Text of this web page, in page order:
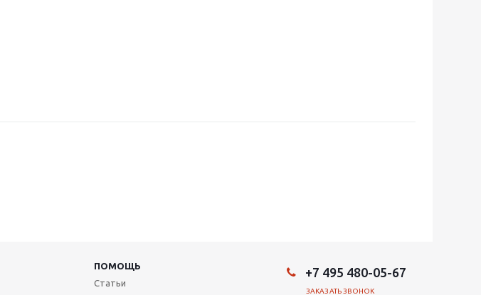
ПОМОЩЬ
Статьи
+7 495 480-05-67
ЗАКАЗАТЬ ЗВОНОК